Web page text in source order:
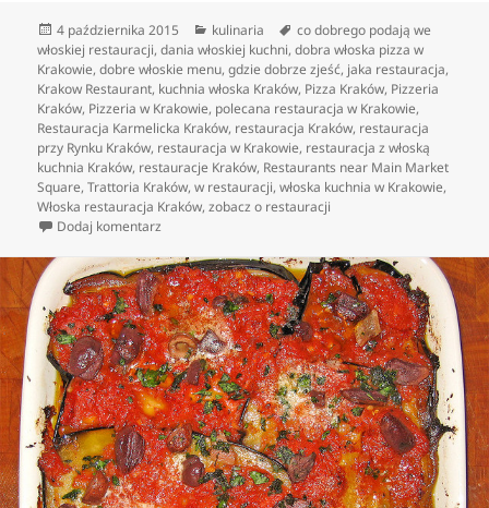
Data
publikacji
4 października 2015 Kategorie
kulinaria Tagi
co dobrego podają we
włoskiej restauracji,dania włoskiej kuchni,dobra włoska pizza w
Krakowie,dobre włoskie menu,gdzie dobrze zjeść, jaka restauracja,
Krakow Restaurant, kuchnia włoska Kraków, Pizza Kraków, Pizzeria
Kraków, Pizzeria w Krakowie, polecana restauracja w Krakowie,
Restauracja Karmelicka Kraków, restauracja Kraków, restauracja
przy Rynku Kraków, restauracja w Krakowie, restauracja z włoską
kuchnia Kraków, restauracje Kraków, Restaurants near Main Market
Square,Trattoria Kraków,w restauracji,włoska kuchnia w Krakowie,
Włoska restauracja Kraków,zobacz o restauracji
Dodaj komentarz